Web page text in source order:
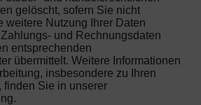
gelöscht, sofern Sie nicht
weitere Nutzung Ihrer Daten
und Rechnungsdaten
entsprechenden
übermittelt. Weitere Informationen
insbesondere zu Ihren
finden Sie in unserer